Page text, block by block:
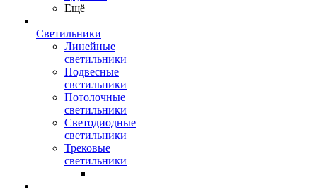
Ещё
Светильники
Линейные
светильники
Подвесные
светильники
Потолочные
светильники
Светодиодные
светильники
Трековые
светильники